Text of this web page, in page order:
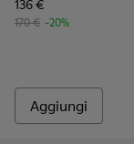
136 €
170 € -20%
Aggiungi